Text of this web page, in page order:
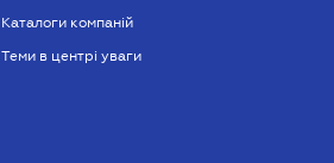
Каталоги компаній
Теми в центрі уваги